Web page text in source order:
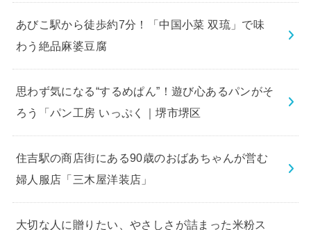
あびこ駅から徒歩約7分！「中国小菜 双琉」で味
わう絶品麻婆豆腐
思わず気になる“するめぱん”！遊び心あるパンがそ
ろう「パン工房 いっぷく｜堺市堺区
住吉駅の商店街にある90歳のおばあちゃんが営む
婦人服店「三木屋洋装店」
大切な人に贈りたい、やさしさが詰まった米粉ス